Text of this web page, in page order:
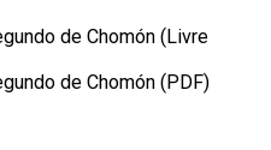
de Chomón (Livre
de Chomón (PDF)